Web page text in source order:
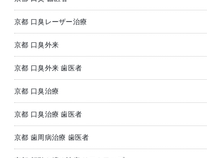
京都 口臭レーザー治療
京都 口臭外来
京都 口臭外来 歯医者
京都 口臭治療
京都 口臭治療 歯医者
京都 歯周病治療 歯医者